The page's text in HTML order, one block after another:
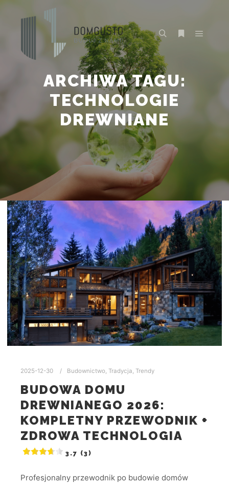
ARCHIWA TAGU:
TECHNOLOGIE
DREWNIANE
2025-12-30 Budownictwo, Tradycja, Trendy
BUDOWA DOMU
DREWNIANEGO 2026:
KOMPLETNY PRZEWODNIK +
ZDROWA TECHNOLOGIA
3.7 (3)
Profesjonalny przewodnik po budowie domów